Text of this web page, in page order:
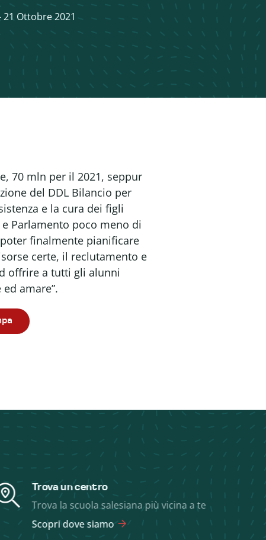
21 Ottobre 2021
70 mln per il 2021, seppur
del DDL Bilancio per
e la cura dei figli
Parlamento poco meno di
finalmente pianificare
certe, il reclutamento e
offrire a tutti gli alunni
amare”.
Trova un centro
Trova la scuola salesiana più vicina a te
Scopri dove siamo